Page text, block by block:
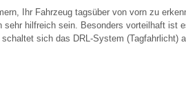
Ihr Fahrzeug tagsüber von vorn zu
sehr hilfreich sein. Besonders vorteilhaft ist
sich das DRL-System (Tagfahrlicht)